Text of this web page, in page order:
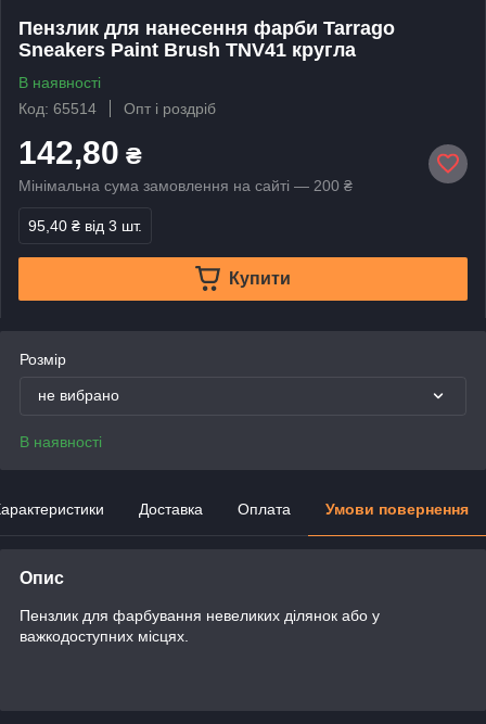
Пензлик для нанесення фарби Tarrago
Sneakers Paint Brush TNV41 кругла
В наявності
Код: 65514
Опт і роздріб
142,80 ₴
Мінімальна сума замовлення на сайті — 200 ₴
95,40 ₴ від 3 шт.
Купити
Розмір
не вибрано
В наявності
Доставка Оплата Умови повернення
Опис
Пензлик для фарбування невеликих ділянок або у
важкодоступних місцях.